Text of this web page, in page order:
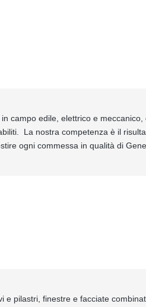
campo edile, elettrico e
La nostra competenza è il
ogni commessa in qualità di
e pilastri, finestre e facciate